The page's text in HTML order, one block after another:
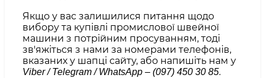
Якщо у вас залишилися питання щодо
вибору та купівлі промислової швейної
машини з потрійним просуванням, тоді
зв'яжіться з нами за номерами телефонів,
вказаних у шапці сайту, або напишіть нам у
Viber / Telegram / WhatsApp – (097) 450 30 85.